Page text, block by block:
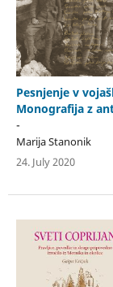
Pesnjenje v
Monografija z
-
Marija Stanonik
24. July 2020